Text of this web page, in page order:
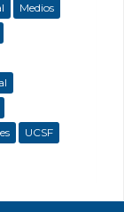
Medios
UCSF